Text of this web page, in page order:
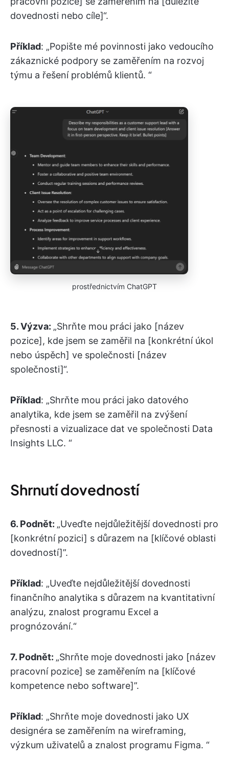
dovednosti nebo cíle]“.
Příklad: „Popište mé povinnosti jako vedoucího
zákaznické podpory se zaměřením na rozvoj
týmu a řešení problémů klientů. “
prostřednictvím ChatGPT
5.Výzva: „Shrňte mou práci jako [název
pozice], kde jsem se zaměřil na [konkrétní úkol
nebo úspěch] ve společnosti [název
společnosti]“.
Příklad: „Shrňte mou práci jako datového
analytika, kde jsem se zaměřil na zvýšení
přesnosti a vizualizace dat ve společnosti Data
Insights LLC. “
Shrnutí dovedností
6. Podnět: „Uveďte nejdůležitější dovednosti pro
[konkrétní pozici] s důrazem na [klíčové oblasti
dovedností]”.
Příklad: „Uveďte nejdůležitější dovednosti
finančního analytika s důrazem na kvantitativní
analýzu, znalost programu Excel a
prognózování.“
7. Podnět: „Shrňte moje dovednosti jako [název
pracovní pozice] se zaměřením na [klíčové
kompetence nebo software]”.
Příklad: „Shrňte moje dovednosti jako UX
designéra se zaměřením na wireframing,
výzkum uživatelů a znalost programu Figma. “